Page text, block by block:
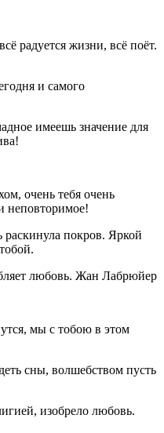
радуется жизни, всё поёт.
и самого
имеешь значение для
очень тебя очень
неповторимое!
покров. Яркой
любовь. Жан Лабрюйер
мы с тобою в этом
сны, волшебством пусть
изобрело любовь.